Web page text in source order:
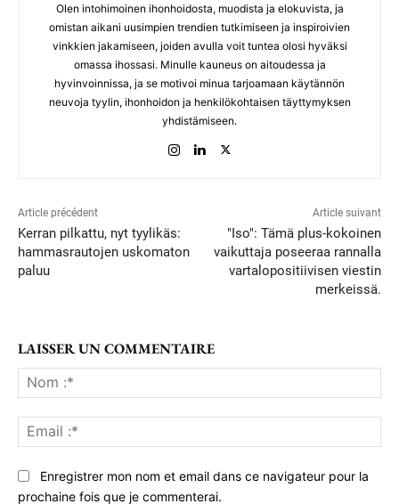
Olen intohimoinen ihonhoidosta, muodista ja elokuvista, ja
omistan aikani uusimpien trendien tutkimiseen ja inspiroivien
vinkkien jakamiseen, joiden avulla voit tuntea olosi hyväksi
omassa ihossasi. Minulle kauneus on aitoudessa ja
hyvinvoinnissa, ja se motivoi minua tarjoamaan käytännön
neuvoja tyylin, ihonhoidon ja henkilökohtaisen täyttymyksen
yhdistämiseen.
Article précédent
Kerran pilkattu, nyt tyylikäs:
hammasrautojen uskomaton
paluu
Article suivant
"Iso": Tämä plus-kokoinen
vaikuttaja poseeraa rannalla
vartalopositiivisen viestin
merkeissä.
LAISSER UN COMMENTAIRE
:*
:*
Enregistrer mon nom et email dans ce navigateur pour la
prochaine fois que je commenterai.